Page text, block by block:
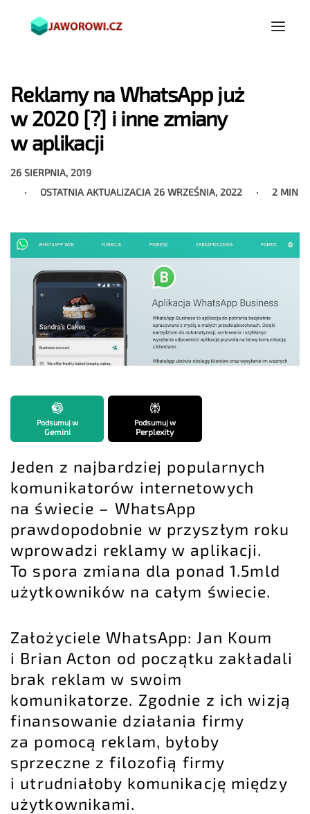
Reklamy na WhatsApp już
w 2020 [?] i inne zmiany
w aplikacji
26 SIERPNIA, 2019
OSTATNIA AKTUALIZACJA 26 WRZEŚNIA, 2022 2 MIN
Podsumuj w
Gemini
Podsumuj w
Perplexity
Jeden z najbardziej popularnych
komunikatorów internetowych
na świecie – WhatsApp
prawdopodobnie w przyszłym roku
wprowadzi reklamy w aplikacji.
To spora zmiana dla ponad 1.5mld
użytkowników na całym świecie.
Założyciele WhatsApp: Jan Koum
i Brian Acton od początku zakładali
brak reklam w swoim
komunikatorze. Zgodnie z ich wizją
finansowanie działania firmy
za pomocą reklam, byłoby
sprzeczne z filozofią firmy
i utrudniałoby komunikację między
użytkownikami.